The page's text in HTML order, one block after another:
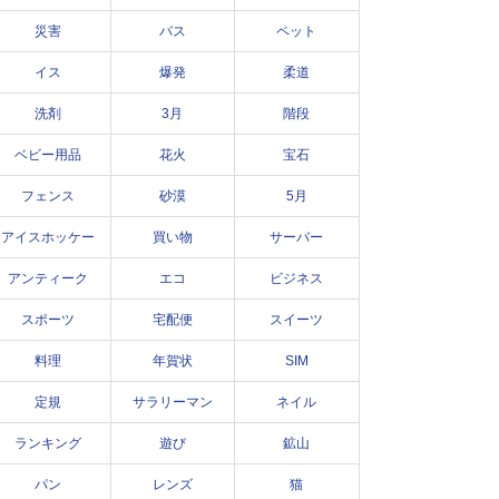
災害 バス ペット
イス 爆発 柔道
洗剤 3月 階段
ベビー用品 花火 宝石
フェンス 砂漠 5月
アイスホッケー 買い物 サーバー
アンティーク エコ ビジネス
スポーツ 宅配便 スイーツ
料理 年賀状 SIM
定規 サラリーマン ネイル
ランキング 遊び 鉱山
パン レンズ 猫